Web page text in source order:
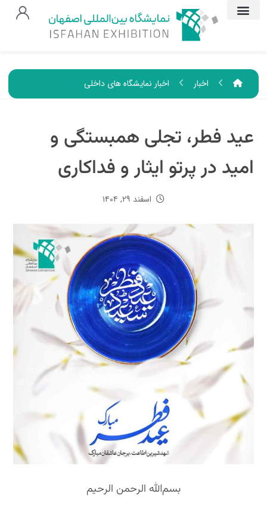
اخبار اخبار نمایشگاه های داخلی
عید فطر، تجلی همبستگی و
امید در پرتو ایثار و فداکاری
اسفند ۲۹, ۱۴۰۴
بسم‌الله الرحمن الرحیم